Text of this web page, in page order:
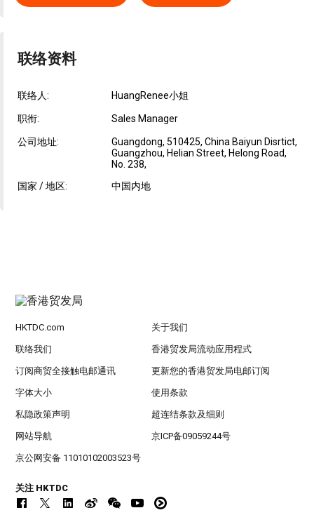
联络资料
联络人: HuangRenee小姐
职衔: Sales Manager
公司地址:
Guangdong, 510425, China Baiyun Disrtict,
Guangzhou, Helian Street, Helong Road,
No. 238,
国家 / 地区:
中国内地
HKTDC.com 关于我们
联络我们 香港贸发局流动应用程式
订阅商贸全接触电邮通讯 更新您的香港贸发局电邮订阅
字体大小 使用条款
私隐政策声明 超连结条款及细则
网站导航 京ICP备09059244号
京公网安备 11010102003523号
关注 HKTDC